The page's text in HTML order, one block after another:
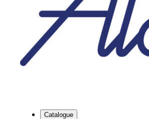
Catalogue